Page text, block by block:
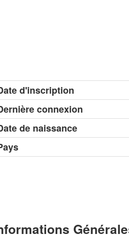
d'inscription
connexion
de naissance